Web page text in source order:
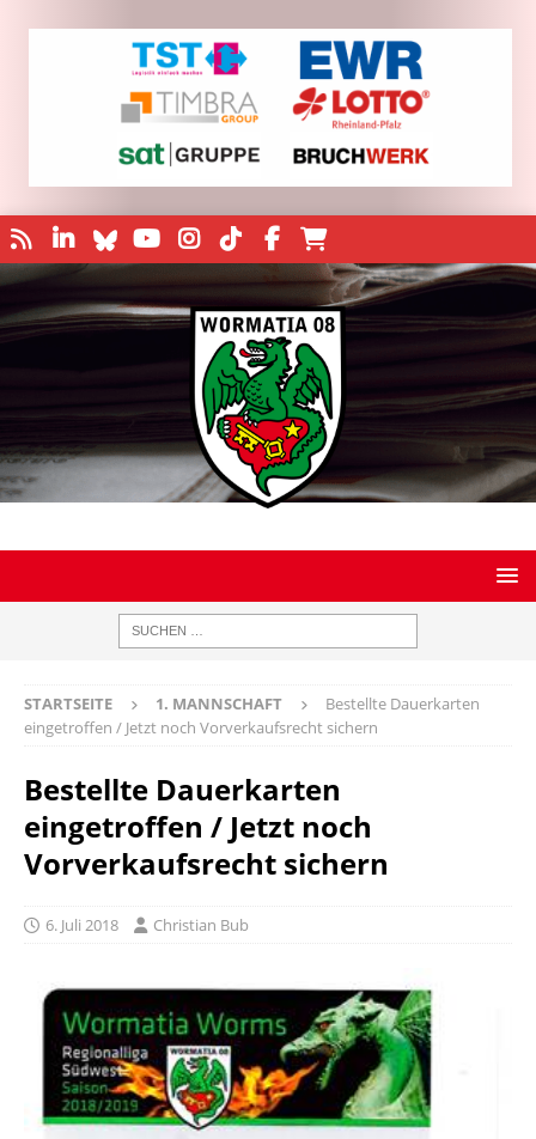
STARTSEITE 1. MANNSCHAFT
Bestellte Dauerkarten
eingetroffen / Jetzt noch Vorverkaufsrecht sichern
Bestellte Dauerkarten
eingetroffen / Jetzt noch
Vorverkaufsrecht sichern
6. Juli 2018 Christian Bub